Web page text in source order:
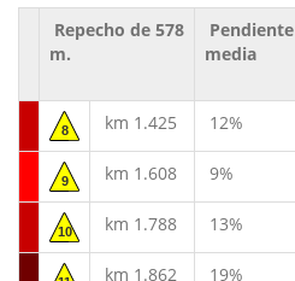
Repecho de 578
m.
Pendiente
media
8 km 1.425 12%
9 km 1.608 9%
10 km 1.788 13%
km 1.862 19%